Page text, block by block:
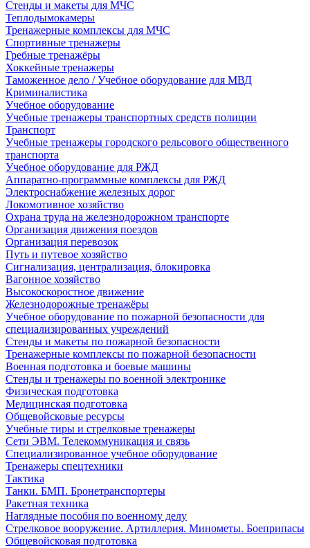
Стенды и макеты для МЧС
Теплодымокамеры
Тренажерные комплексы для МЧС
Спортивные тренажеры
Гребные тренажёры
Хоккейные тренажеры
Таможенное дело / Учебное оборудование для МВД
Криминалистика
Учебное оборудование
Учебные тренажеры транспортных средств полиции
Транспорт
Учебные тренажеры городского рельсового общественного
транспорта
Учебное оборудование для РЖД
Аппаратно-программные комплексы для РЖД
Электроснабжение железных дорог
Локомотивное хозяйство
Охрана труда на железнодорожном транспорте
Организация движения поездов
Организация перевозок
Путь и путевое хозяйство
Сигнализация, централизация, блокировка
Вагонное хозяйство
Высокоскоростное движение
Железнодорожные тренажёры
Учебное оборудование по пожарной безопасности для
специализированных учреждений
Стенды и макеты по пожарной безопасности
Тренажерные комплексы по пожарной безопасности
Военная подготовка и боевые машины
Стенды и тренажеры по военной электронике
Физическая подготовка
Медицинская подготовка
Общевойсковые ресурсы
Учебные тиры и стрелковые тренажеры
Сети ЭВМ. Телекоммуникация и связь
Специализированное учебное оборудование
Тренажеры спецтехники
Тактика
Танки. БМП. Бронетранспортеры
Ракетная техника
Наглядные пособия по военному делу
Стрелковое вооружение. Артиллерия. Минометы. Боеприпасы
Общевойсковая подготовка